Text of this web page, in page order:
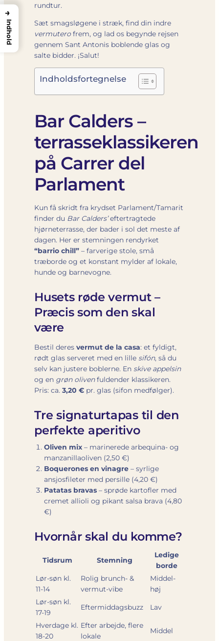
rundtur.
Sæt smagsløgene i stræk, find din indre
vermuterofrem, og lad os begynde rejsen
gennem Sant Antonis boblende glas og
salte bidder. ¡Salut!
Indholdsfortegnelse
Bar Calders –
terrasseklassikeren
på Carrer del
Parlament
Kun få skridt fra krydset Parlament/Tamarit
finder du Bar Calders’eftertragtede
hjørneterrasse, der bader i sol det meste af
dagen. Her er stemningen rendyrket
“barrio chill” – farverige stole, små
træborde og et konstant mylder af lokale,
hunde og barnevogne.
Husets røde vermut –
Præcis som den skal
være
Bestil deres vermut de la casa: et fyldigt,
rødt glas serveret med en lille sifón, så du
selv kan justere boblerne. En skive appelsin
og en grøn olivenfuldender klassikeren.
Pris: ca. 3,20 € pr. glas (sifon medfølger).
Tre signaturtapas til den
perfekte aperitivo
Oliven mix – marinerede arbequina- og
manzanillaoliven (2,50 €)
Boquerones en vinagre – syrlige
ansjosfileter med persille (4,20 €)
Patatas bravas – sprøde kartofler med
cremet allioli og pikant salsa brava (4,80
€)
Hvornår skal du komme?
Tidsrum Stemning
Ledige
borde
Lør-søn kl.
11-14
Rolig brunch- &
vermut-vibe
Middel-
høj
Lør-søn kl.
17-19
Eftermiddagsbuzz Lav
Hverdage kl.
18-20
Efter arbejde, flere
lokale
Middel
→
Indhold